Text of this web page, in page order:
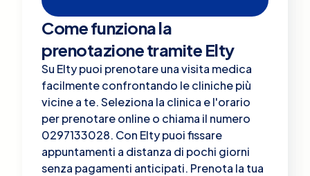
Come funziona la
prenotazione tramite Elty
Su Elty puoi prenotare una visita medica
facilmente confrontando le cliniche più
vicine a te. Seleziona la clinica e l'orario
per prenotare online o chiama il numero
0297133028. Con Elty puoi fissare
appuntamenti a distanza di pochi giorni
senza pagamenti anticipati. Prenota la tua